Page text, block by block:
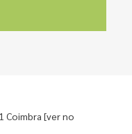
Coimbra[ver no